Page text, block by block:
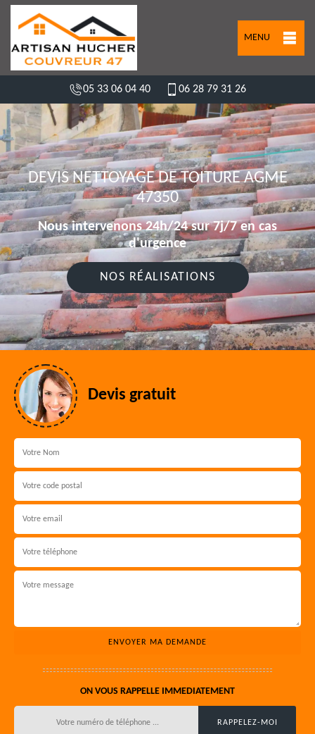
MENU
05 33 06 04 40 06 28 79 31 26
DEVIS NETTOYAGE DE TOITURE AGME
47350
Nous intervenons 24h/24 sur 7j/7 en cas
d'urgence
NOS RÉALISATIONS
Devis gratuit
ON VOUS RAPPELLE IMMEDIATEMENT